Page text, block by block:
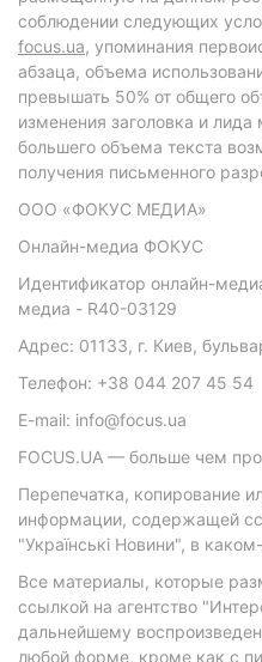
соблюдении следующих
focus.ua, упоминания
абзаца, объема
превышать 50% от общего
изменения заголовка и
большего объема текста
получения письменного
ООО «ФОКУС МЕДИА»
Онлайн-медиа ФОКУС
Идентификатор онлайн-
медиа - R40-03129
Адрес: 01133, г. Киев,
Телефон: +38 044 207 45 54
E-mail: info@focus.ua
FOCUS.UA — больше чем
Перепечатка, копирование
информации, содержащей
"Українські Новини", в
Все материалы, которые
ссылкой на агентство
дальнейшему
любой форме, кроме как с